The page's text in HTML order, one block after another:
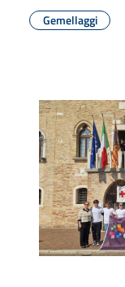
Gemellaggi